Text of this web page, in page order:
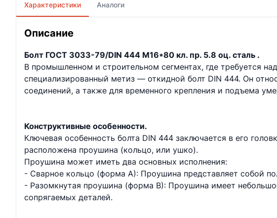
Характеристики Аналоги
Описание
Болт ГОСТ 3033-79/DIN 444 М16*80 кл. пр. 5.8 оц. сталь .
В промышленном и строительном сегментах, где требуется
специализированный метиз — откидной болт DIN 444. Он
соединений, а также для временного крепления и подъема
Конструктивные особенности.
Ключевая особенность болта DIN 444 заключается в его
расположена проушина (кольцо, или ушко).
Проушина может иметь два основных исполнения:
- Сварное кольцо (форма А): Проушина представляет собой
- Разомкнутая проушина (форма В): Проушина имеет
сопрягаемых деталей.